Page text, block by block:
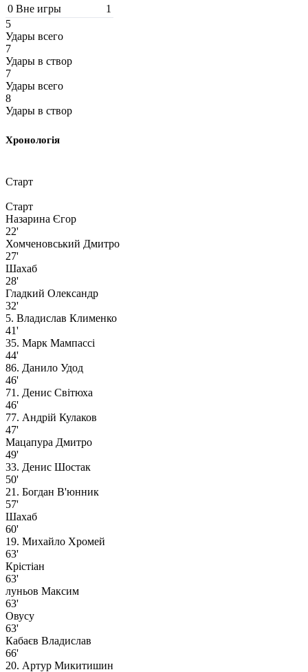
0 Вне игры
1
5
Удары всего
7
Удары в створ
7
Удары всего
8
Удары в створ
Хронологія
Старт
Старт
Назарина Єгор
22'
Хомченовський Дмитро
27'
Шахаб
28'
Гладкий Олександр
32'
5. Владислав Клименко
41'
35. Марк Мампассi
44'
86. Данило Удод
46'
71. Денис Світюха
46'
77. Андрій Кулаков
47'
Мацапура Дмитро
49'
33. Денис Шостак
50'
21. Богдан В'юнник
57'
Шахаб
60'
19. Михайло Хромей
63'
Крістіан
63'
луньов Максим
63'
Овусу
63'
Кабаєв Владислав
66'
20. Артур Микитишин